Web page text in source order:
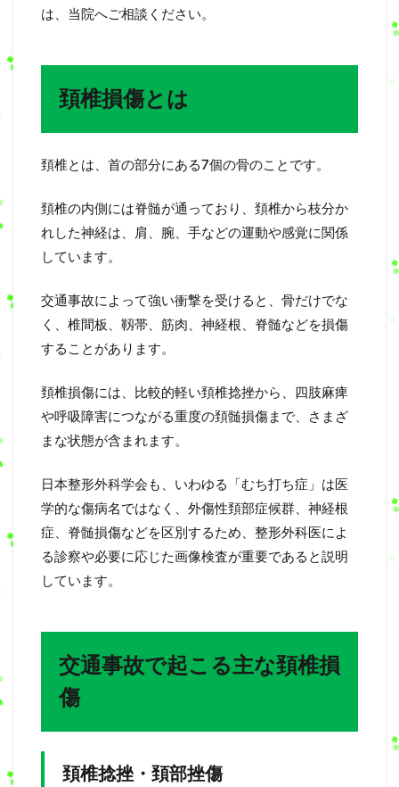
は、当院へご相談ください。
頚椎損傷とは
頚椎とは、首の部分にある7個の骨のことです。
頚椎の内側には脊髄が通っており、頚椎から枝分か
れした神経は、肩、腕、手などの運動や感覚に関係
しています。
交通事故によって強い衝撃を受けると、骨だけでな
く、椎間板、靱帯、筋肉、神経根、脊髄などを損傷
することがあります。
頚椎損傷には、比較的軽い頚椎捻挫から、四肢麻痺
や呼吸障害につながる重度の頚髄損傷まで、さまざ
まな状態が含まれます。
日本整形外科学会も、いわゆる「むち打ち症」は医
学的な傷病名ではなく、外傷性頚部症候群、神経根
症、脊髄損傷などを区別するため、整形外科医によ
る診察や必要に応じた画像検査が重要であると説明
しています。
交通事故で起こる主な頚椎損
傷
頚椎捻挫・頚部挫傷